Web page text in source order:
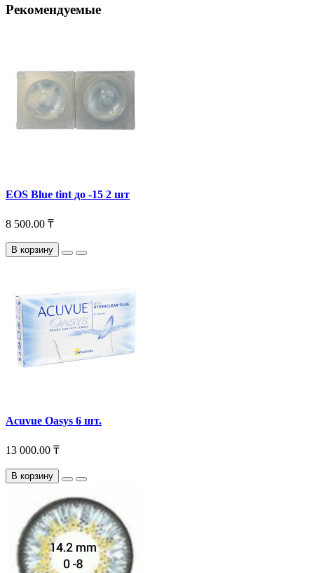
Рекомендуемые
EOS Blue tint до -15 2 шт
8 500.00 ₸
В корзину
Acuvue Oasys 6 шт.
13 000.00 ₸
В корзину